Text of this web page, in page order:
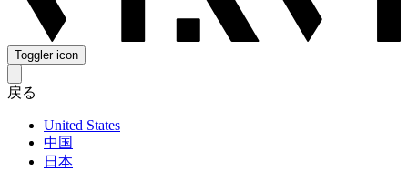
Toggler icon
戻る
United States
中国
日本